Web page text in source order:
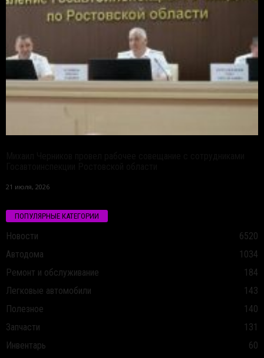
21 июля, 2026
ПОПУЛЯРНЫЕ КАТЕГОРИИ
Новости
6520
Автодома
1034
Ремонт и обслуживание
184
Легковые автомобили
143
Полезное
140
Запчасти
131
Инвентарь
60